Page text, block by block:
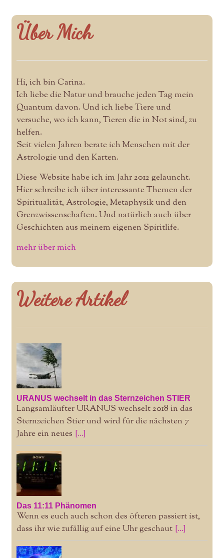
Über Mich
Hi, ich bin Carina.
Ich liebe die Natur und brauche jeden Tag mein
Quantum davon. Und ich liebe Tiere und
versuche, wo ich kann, Tieren die in Not sind, zu
helfen.
Seit vielen Jahren berate ich Menschen mit der
Astrologie und den Karten.
Diese Website habe ich im Jahr 2012 gelauncht.
Hier schreibe ich über interessante Themen der
Spiritualität, Astrologie, Metaphysik und den
Grenzwissenschaften. Und natürlich auch über
Geschichten aus meinem eigenen Spiritlife.
mehr über mich
Weitere Artikel
URANUS wechselt in das Sternzeichen STIER
Langsamläufter URANUS wechselt 2018 in das
Sternzeichen Stier und wird für die nächsten 7
Jahre ein neues [...]
Das 11:11 Phänomen
Wenn es euch auch schon des öfteren passiert ist,
dass ihr wie zufällig auf eine Uhr geschaut [...]